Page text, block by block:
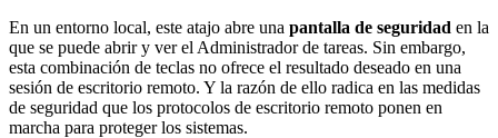
En un entorno local, este atajo abre una pantalla de seguridad en la
que se puede abrir y ver el Administrador de tareas. Sin embargo,
esta combinación de teclas no ofrece el resultado deseado en una
sesión de escritorio remoto. Y la razón de ello radica en las medidas
de seguridad que los protocolos de escritorio remoto ponen en
marcha para proteger los sistemas.